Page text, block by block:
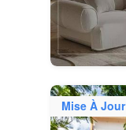
Mise À Jour